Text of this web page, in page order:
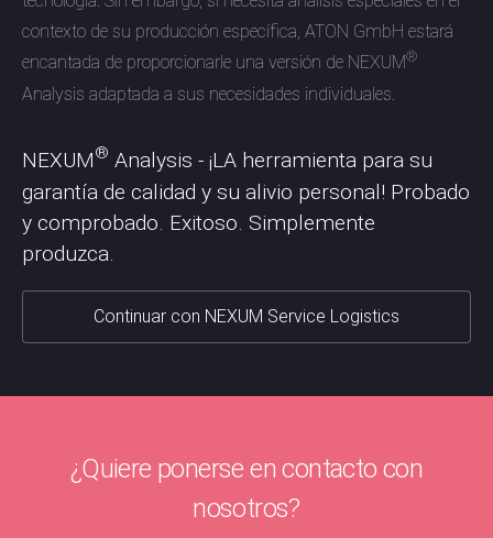
contexto de su producción específica, ATON GmbH estará
encantada de proporcionarle una versión de NEXUM®
Analysis adaptada a sus necesidades individuales.
NEXUM® Analysis - ¡LA herramienta para su
garantía de calidad y su alivio personal! Probado
y comprobado. Exitoso. Simplemente
produzca.
Continuar con NEXUM Service Logistics
¿Quiere ponerse en contacto con
nosotros?